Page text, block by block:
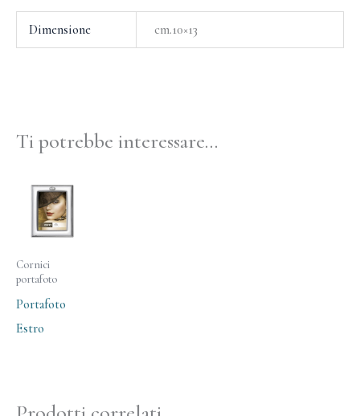
Dimensione cm.10×13
Ti potrebbe interessare…
Cornici
portafoto
Portafoto
Estro